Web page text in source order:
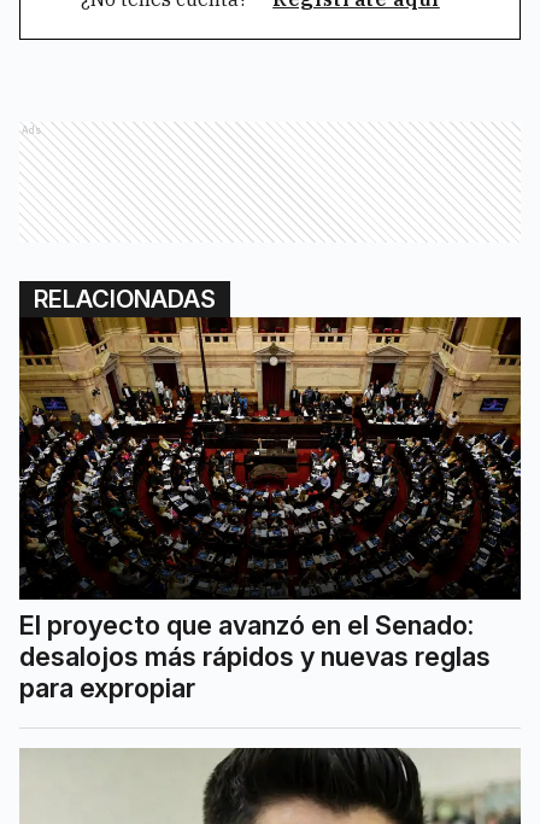
Ads
RELACIONADAS
El proyecto que avanzó en el Senado:
desalojos más rápidos y nuevas reglas
para expropiar